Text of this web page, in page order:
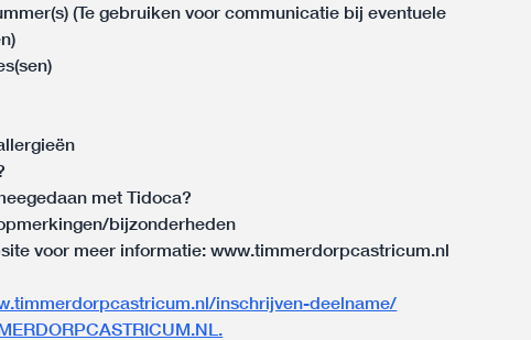
(Te gebruiken voor communicatie bij eventuele
met Tidoca?
bijzonderheden
voor meer informatie:www.timmerdorpcastricum.nl
inschrijven-deelname/